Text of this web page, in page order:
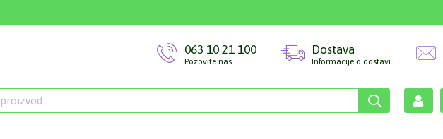
063 10 21 100
Pozovite nas
Dostava
Informacije o dostavi